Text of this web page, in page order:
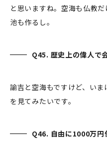
と思いますね。空海も仏教
池も作るし。
Q45. 歴史上の偉人で
諭吉と空海もですけど、い
を見てみたいです。
Q46. 自由に1000万円